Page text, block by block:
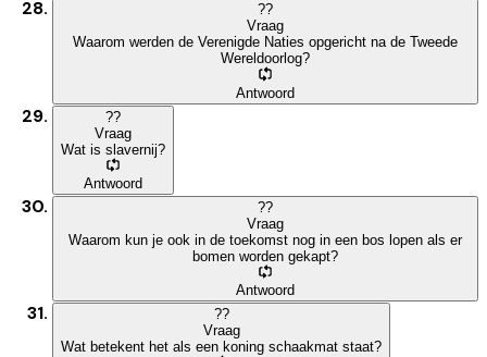
??
Vraag
Waarom werden de Verenigde Naties opgericht na de Tweede
Wereldoorlog?
Antwoord
??
Vraag
Wat is slavernij?
Antwoord
??
Vraag
Waarom kun je ook in de toekomst nog in een bos lopen als er
bomen worden gekapt?
Antwoord
??
Vraag
Wat betekent het als een koning schaakmat staat?